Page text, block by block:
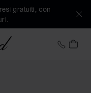
gratuiti, con
+39
IL